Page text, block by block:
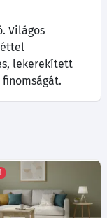
Világos
lekerekített
finomságát.